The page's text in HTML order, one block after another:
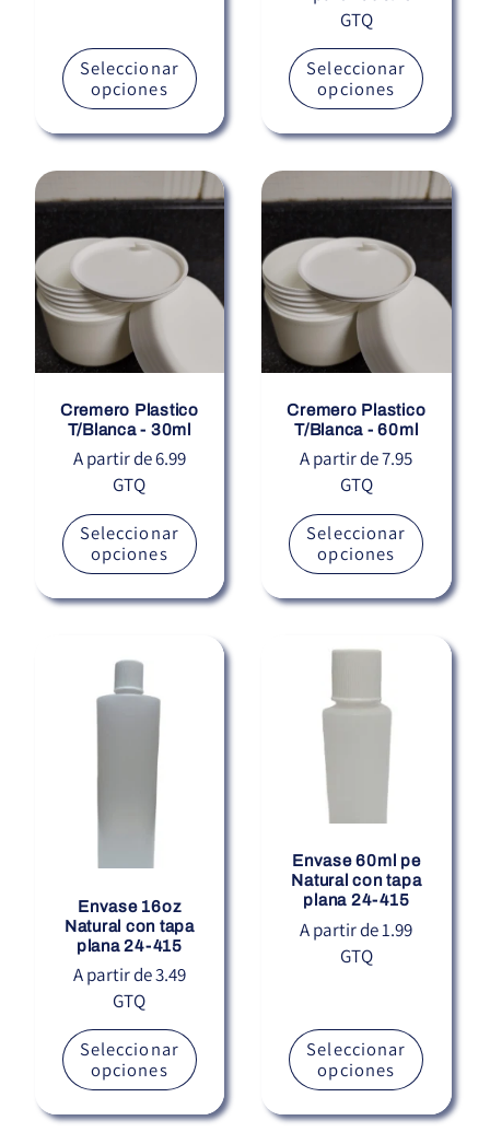
Seleccionar
opciones
habitual
GTQ
Seleccionar
opciones
Cremero Plastico
T/Blanca - 30ml
Precio
habitual
A partir de 6.99
GTQ
Seleccionar
opciones
Cremero Plastico
T/Blanca - 60ml
Precio
habitual
A partir de 7.95
GTQ
Seleccionar
opciones
Envase 16oz
Natural con tapa
plana 24-415
Precio
habitual
A partir de 3.49
GTQ
Seleccionar
opciones
Envase 60ml pe
Natural con tapa
plana 24-415
Precio
habitual
A partir de 1.99
GTQ
Seleccionar
opciones